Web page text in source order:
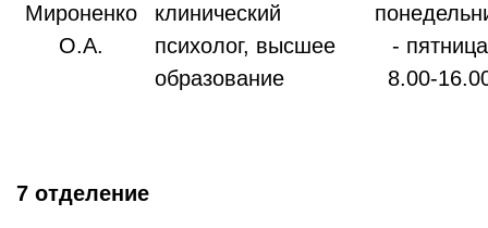
Мироненко
О.А.
клинический
психолог, высшее
образование
- пятница
8.00-
7 отделение